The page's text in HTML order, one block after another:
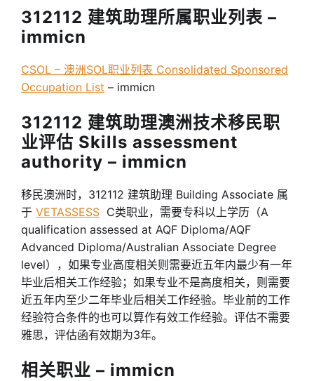
312112 建筑助理所属职业列表 –
immicn
CSOL – 澳洲SOL职业列表 Consolidated Sponsored
Occupation List – immicn
312112 建筑助理澳洲技术移民职
业评估 Skills assessment
authority – immicn
移民澳洲时，312112 建筑助理 Building Associate 属
于 VETASSESS C类职业，需要专科以上学历（A
qualification assessed at AQF Diploma/AQF
Advanced Diploma/Australian Associate Degree
level），如果专业高度相关则需要近五年内最少有一年
毕业后相关工作经验；如果专业不是高度相关，则需要
近五年内至少二年毕业后相关工作经验。毕业前的工作
经验符合条件的也可以算作有效工作经验。评估不需要
雅思，评估函有效期为3年。
相关职业 – immicn